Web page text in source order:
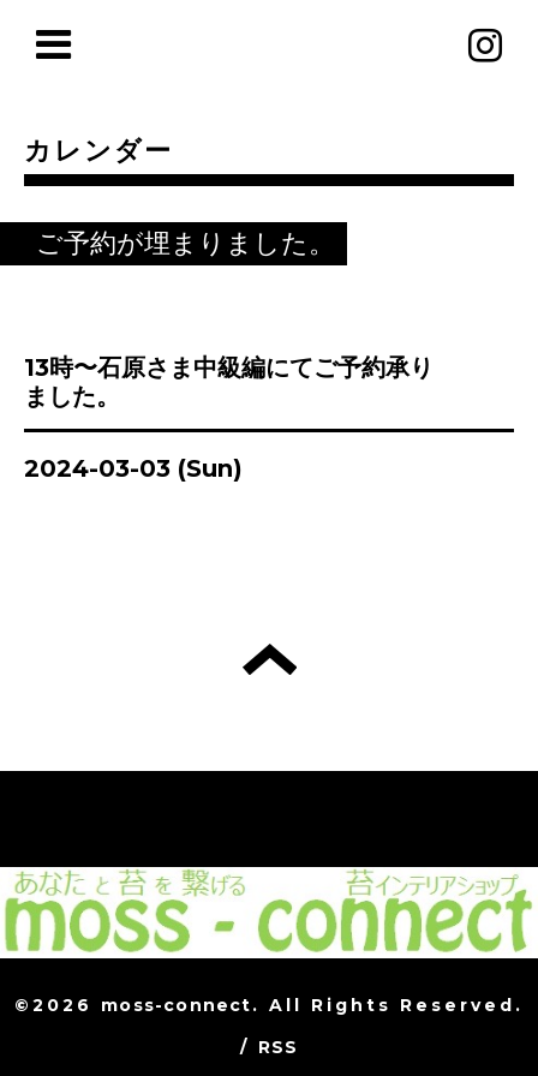
カレンダー
ご予約が埋まりました。
13時〜石原さま中級編にてご予約承り
ました。
2024-03-03 (Sun)
©2026 moss-connect. All Rights Reserved.
/ RSS